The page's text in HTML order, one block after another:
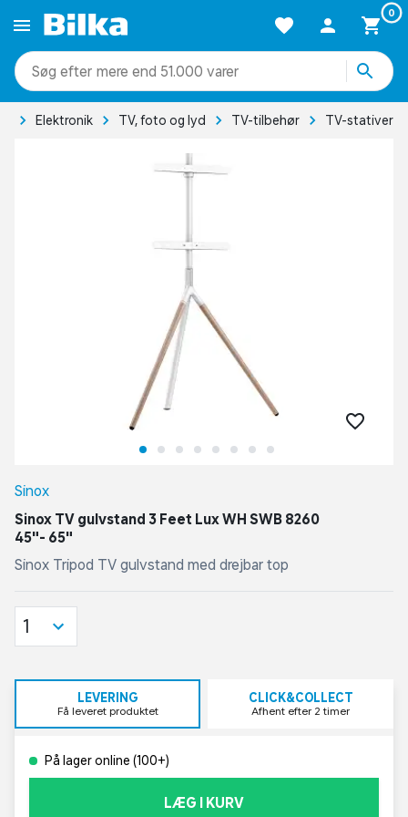
0
mere end 51.000 varer
Elektronik TV, foto og lyd TV-tilbehør TV-stativer
Sinox
Sinox TV gulvstand 3 Feet Lux WH SWB 8260
45"- 65"
Sinox Tripod TV gulvstand med drejbar top
1
LEVERING
Få leveret produktet
CLICK&COLLECT
Afhent efter 2 timer
På lager online (100+)
LÆG I KURV